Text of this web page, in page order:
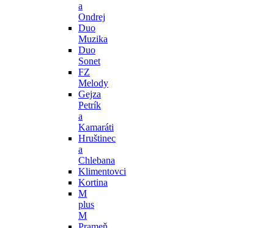
a
Ondrej
Duo
Muzika
Duo
Sonet
FZ
Melody
Gejza
Petrík
a
Kamaráti
Hruštinec
a
Chlebana
Klimentovci
Kortina
M
plus
M